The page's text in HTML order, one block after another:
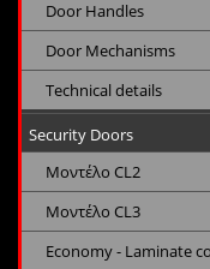
Door Handles
Door Mechanisms
Technical details
Security Doors
Μοντέλο CL2
Μοντέλο CL3
Economy - Laminate